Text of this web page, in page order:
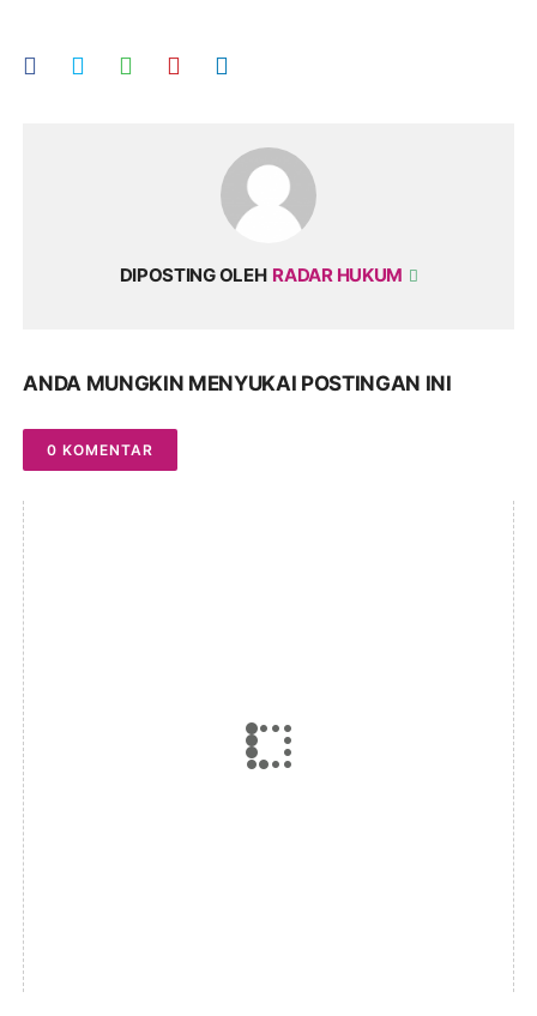
DIPOSTING OLEH RADAR HUKUM
ANDA MUNGKIN MENYUKAI POSTINGAN INI
0 KOMENTAR